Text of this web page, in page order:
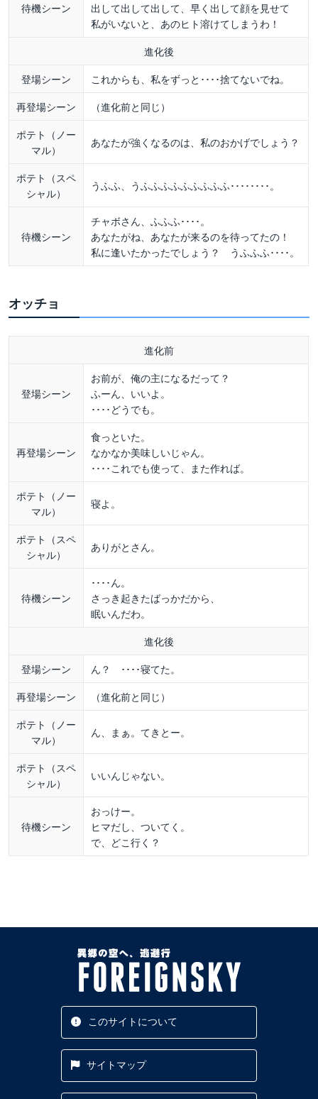
待機シーン
出して出して出して、早く出して顔を見せて
私がいないと、あのヒト溶けてしまうわ！
進化後
登場シーン
これからも、私をずっと････捨てないでね。
再登場シーン
（進化前と同じ）
ポテト（ノー
マル）
あなたが強くなるのは、私のおかげでしょう？
ポテト（スペ
シャル）
うふふ、うふふふふふふふふふ････････。
待機シーン
チャボさん、ふふふ････。
あなたがね、あなたが来るのを待ってたの！
私に逢いたかったでしょう？ うふふふ････。
オッチョ
進化前
登場シーン
お前が、俺の主になるだって？
ふーん、いいよ。
････どうでも。
再登場シーン
食っといた。
なかなか美味しいじゃん。
････これでも使って、また作れば。
ポテト（ノー
マル）
寝よ。
ポテト（スペ
シャル）
ありがとさん。
待機シーン
････ん。
さっき起きたばっかだから、
眠いんだわ。
進化後
登場シーン
ん？ ････寝てた。
再登場シーン
（進化前と同じ）
ポテト（ノー
マル）
ん、まぁ。てきとー。
ポテト（スペ
シャル）
いいんじゃない。
待機シーン
おっけー。
ヒマだし、ついてく。
で、どこ行く？
このサイトについて
サイトマップ